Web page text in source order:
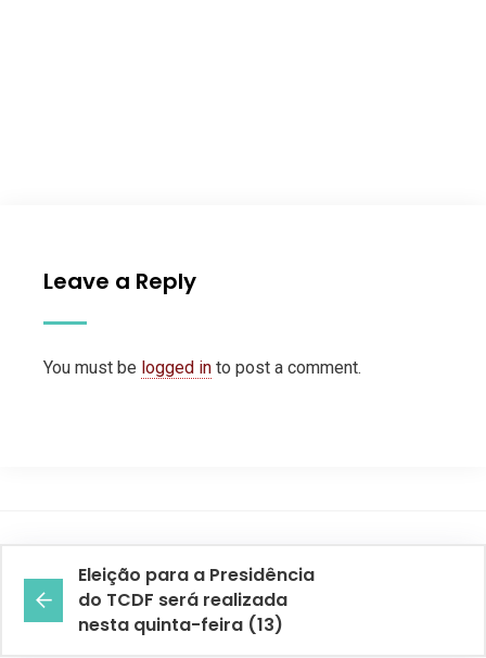
Leave a Reply
You must be logged in to post a comment.
Eleição para a Presidência
do TCDF será realizada
nesta quinta-feira (13)